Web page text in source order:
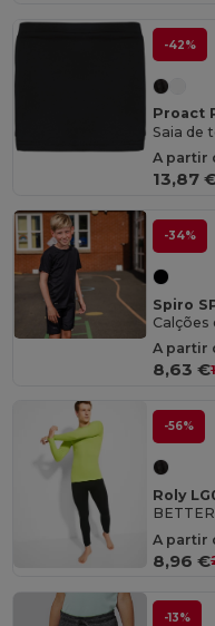
-42%
Proact
Saia de
A partir
13,87
-34%
Spiro
Calções
A partir
8,63 €
-56%
Roly
A partir
8,96 €
-13%